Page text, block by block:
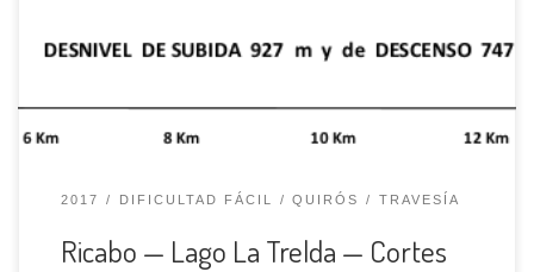
abandonamos y seguimos por el camino que sale […]
2017 DIFICULTAD FÁCIL QUIRÓS TRAVESÍA
Ricabo — Lago La Trelda — Cortes